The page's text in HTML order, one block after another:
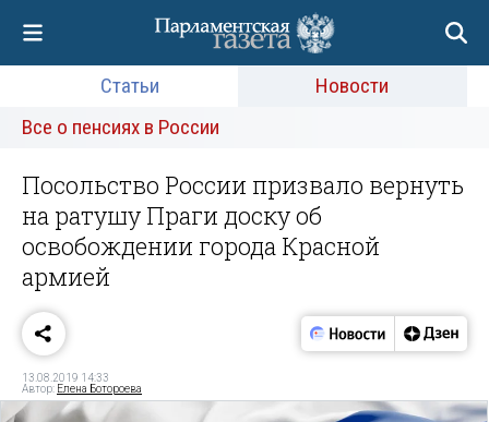
Статьи
Новости
Все о пенсиях в России
Посольство России призвало вернуть
на ратушу Праги доску об
освобождении города Красной
армией
13.08.2019 14:33
Автор: Елена Ботороева